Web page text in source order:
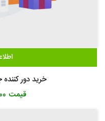
خرید دور
قیمت